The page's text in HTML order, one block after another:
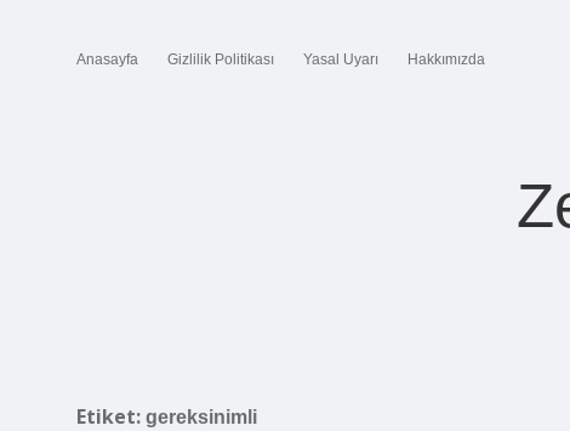
Anasayfa Gizlilik Politikası Yasal Uyarı Hakkımızda
Etiket: gereksinimli